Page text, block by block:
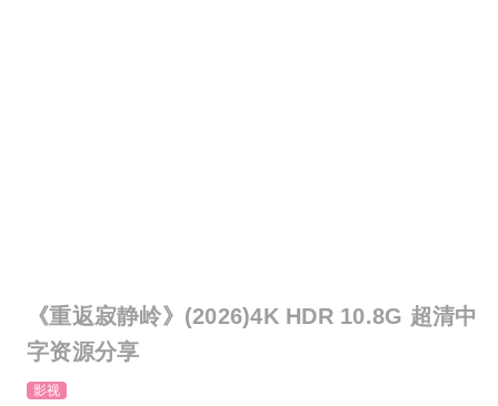
《重返寂静岭》(2026)4K HDR 10.8G 超清中
字资源分享
影视